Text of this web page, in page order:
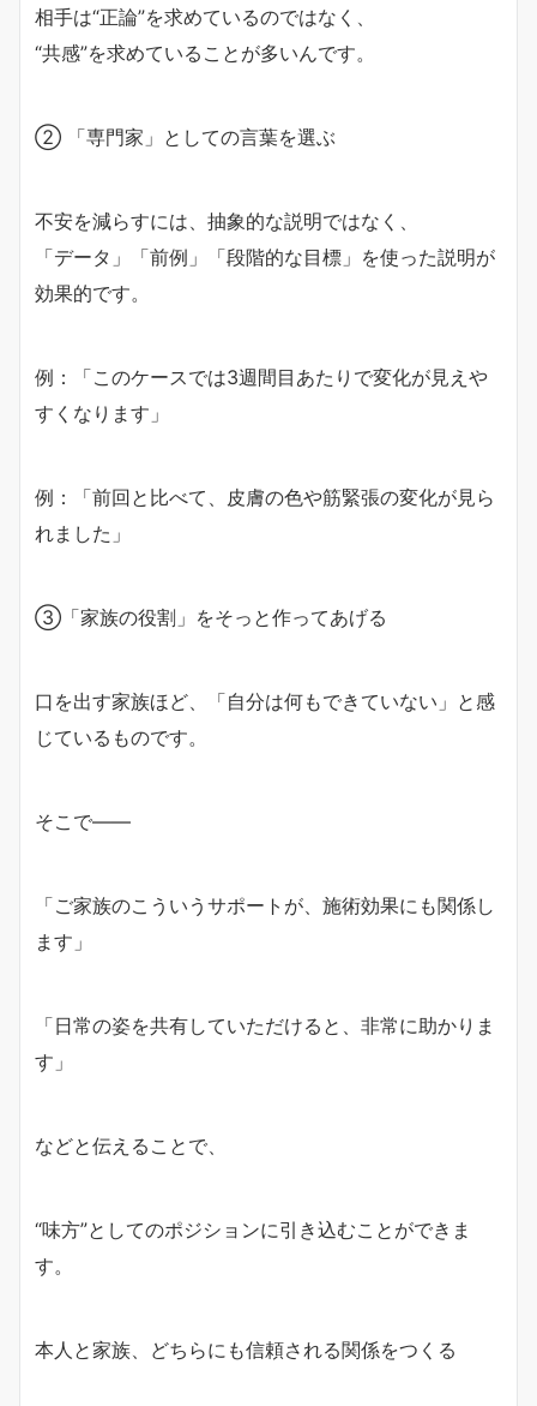
相手は“正論”を求めているのではなく、
“共感”を求めていることが多いんです。
② 「専門家」としての言葉を選ぶ
不安を減らすには、抽象的な説明ではなく、
「データ」「前例」「段階的な目標」を使った説明が
効果的です。
例：「このケースでは3週間目あたりで変化が見えや
すくなります」
例：「前回と比べて、皮膚の色や筋緊張の変化が見ら
れました」
③「家族の役割」をそっと作ってあげる
口を出す家族ほど、「自分は何もできていない」と感
じているものです。
そこで――
「ご家族のこういうサポートが、施術効果にも関係し
ます」
「日常の姿を共有していただけると、非常に助かりま
す」
などと伝えることで、
“味方”としてのポジションに引き込むことができま
す。
本人と家族、どちらにも信頼される関係をつくる